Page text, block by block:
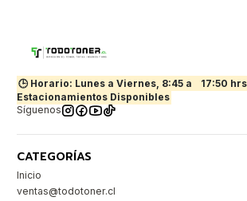
🕒 Horario: Lunes a Viernes, 8:45 a
17:50
Estacionamientos Disponibles
Síguenos
CATEGORÍAS
Inicio
ventas@todotoner.cl